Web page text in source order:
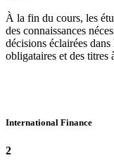
À la fin du cours, les
des connaissances
décisions éclairées
obligataires et des titres
International Finance
2